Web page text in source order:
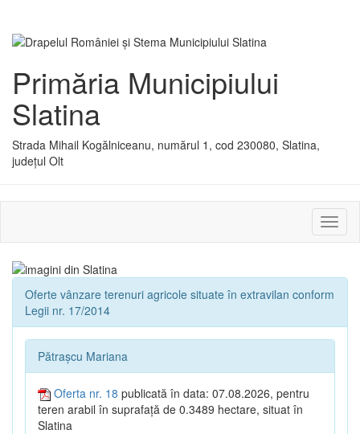
Primăria Municipiului
Slatina
Strada Mihail Kogălniceanu, numărul 1, cod 230080, Slatina,
județul Olt
sau
Oferte vânzare terenuri agricole situate în extravilan conform
Legii nr. 17/2014
Pătrașcu Mariana
Oferta nr. 18 publicată în data: 07.08.2026, pentru
teren arabil în suprafață de 0.3489 hectare, situat în
Slatina